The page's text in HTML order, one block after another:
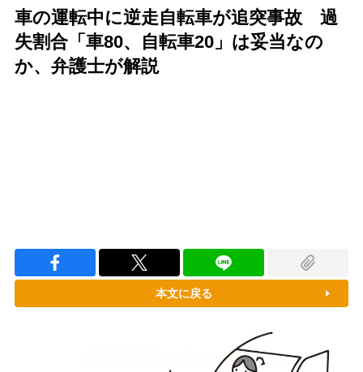
車の運転中に逆走自転車が追突事故 過
失割合「車80、自転車20」は妥当なの
か、弁護士が解説
本文に戻る